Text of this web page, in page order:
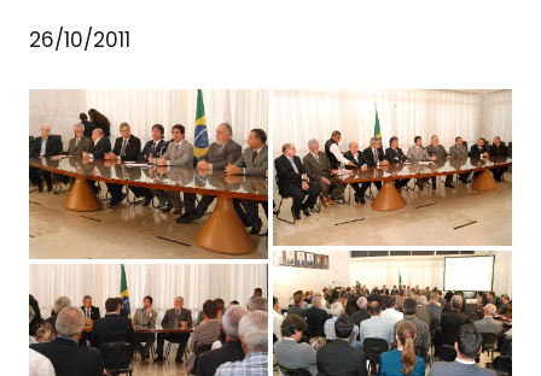
26/10/2011